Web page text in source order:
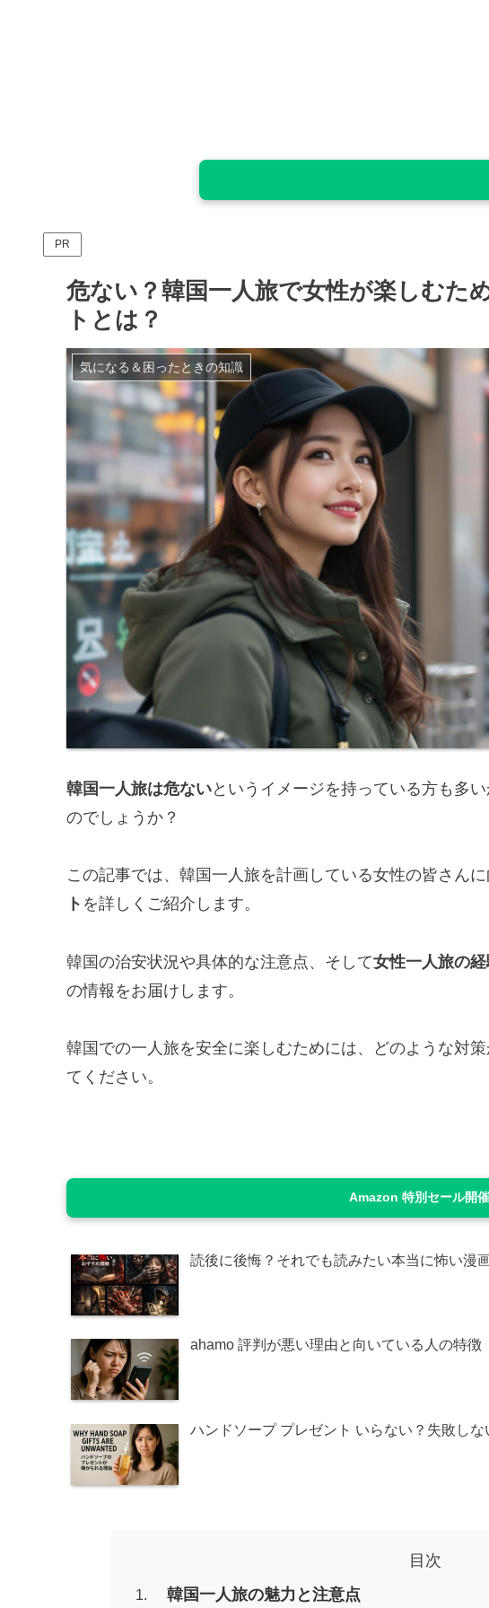
PR
危ない？韓国一人旅で女性が楽しむた
トとは？
気になる＆困ったときの知識
韓国一人旅は危ないというイメージを持っている方も多
のでしょうか？
この記事では、韓国一人旅を計画している女性の皆さんに
ト を詳しくご紹介します。
韓国の治安状況や具体的な注意点、そして女性一人旅の
の情報をお届けします。
韓国での一人旅を安全に楽しむためには、どのような対
てください。
Amazon 特別セール開
読後に後悔？それでも読みたい本当に怖い漫
ahamo 評判が悪い理由と向いている人の特徴
ハンドソープ プレゼント いらない？失敗しな
目次
韓国一人旅の魅力と注意点